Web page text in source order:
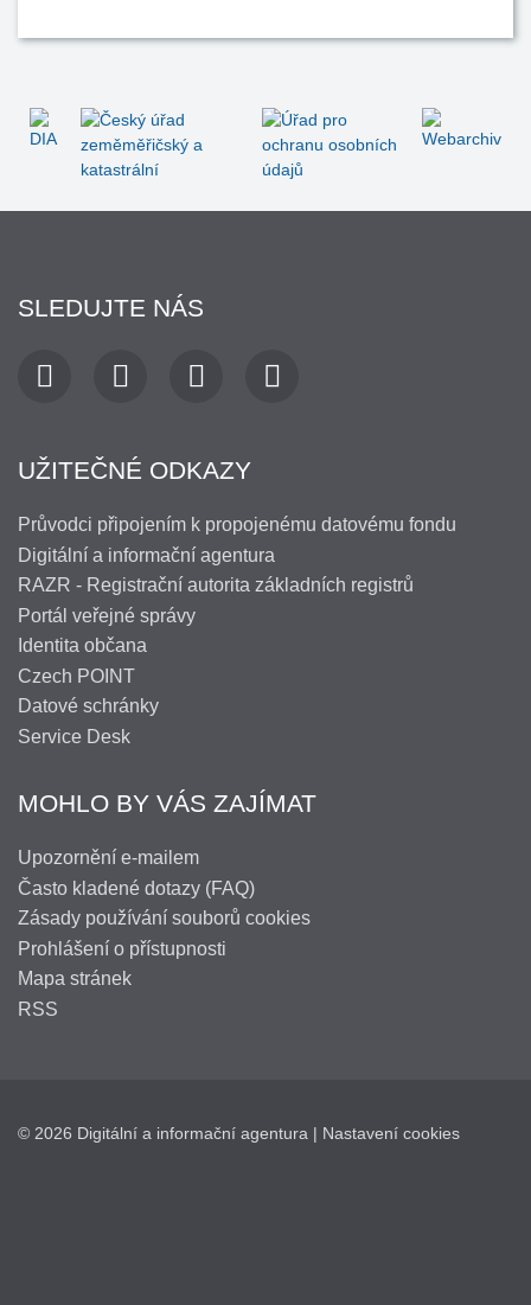
SLEDUJTE NÁS
UŽITEČNÉ ODKAZY
Průvodci připojením k propojenému datovému fondu
Digitální a informační agentura
RAZR - Registrační autorita základních registrů
Portál veřejné správy
Identita občana
Czech POINT
Datové schránky
Service Desk
MOHLO BY VÁS ZAJÍMAT
Upozornění e-mailem
Často kladené dotazy (FAQ)
Zásady používání souborů cookies
Prohlášení o přístupnosti
Mapa stránek
RSS
© 2026 Digitální a informační agentura | Nastavení cookies